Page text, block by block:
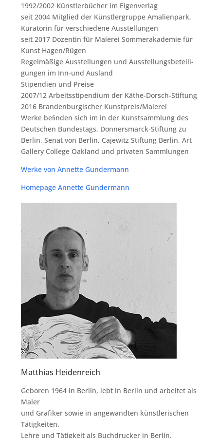
1992/​2002 Künst­ler­bü­cher im Eigen­ver­lag
seit 2004 Mit­glied der Künst­ler­grup­pe Ama­li­en­park,
Kura­to­rin für ver­schie­de­ne Aus­stel­lun­gen
seit 2017 Dozen­tin für Male­rei Som­mer­aka­de­mie für
Kunst Hagen/​Rügen
Regel­mä­ßi­ge Aus­stel­lun­gen und Aus­stel­lungs­be­tei­li­
gun­gen im Inn-und Aus­land
Sti­pen­di­en und Prei­se
2007/​12 Arbeits­sti­pen­di­um der Käthe-Dorsch-Stif­tung
2016 Bran­den­bur­gi­scher Kunstpreis/​Malerei
Wer­ke beﬁn­den sich im in der Kunst­samm­lung des
Deut­schen Bun­des­tags, Don­ners­marck-Stif­tung zu
Ber­lin, Senat von Ber­lin, Caje­witz Stif­tung Ber­lin, Art
Gal­lery Col­lege Oak­land und pri­va­ten Sammlungen
Wer­ke von Annet­te Gundermann
Home­page Annet­te Gundermann
Matthias Heidenreich
Gebo­ren 1964 in Ber­lin, lebt in Ber­lin und arbei­tet als
Maler
und Gra­fi­ker sowie in ange­wand­ten künst­le­ri­schen
Tätig­kei­ten.
Leh­re und Tätig­keit als Buch­dru­cker in Ber­lin.